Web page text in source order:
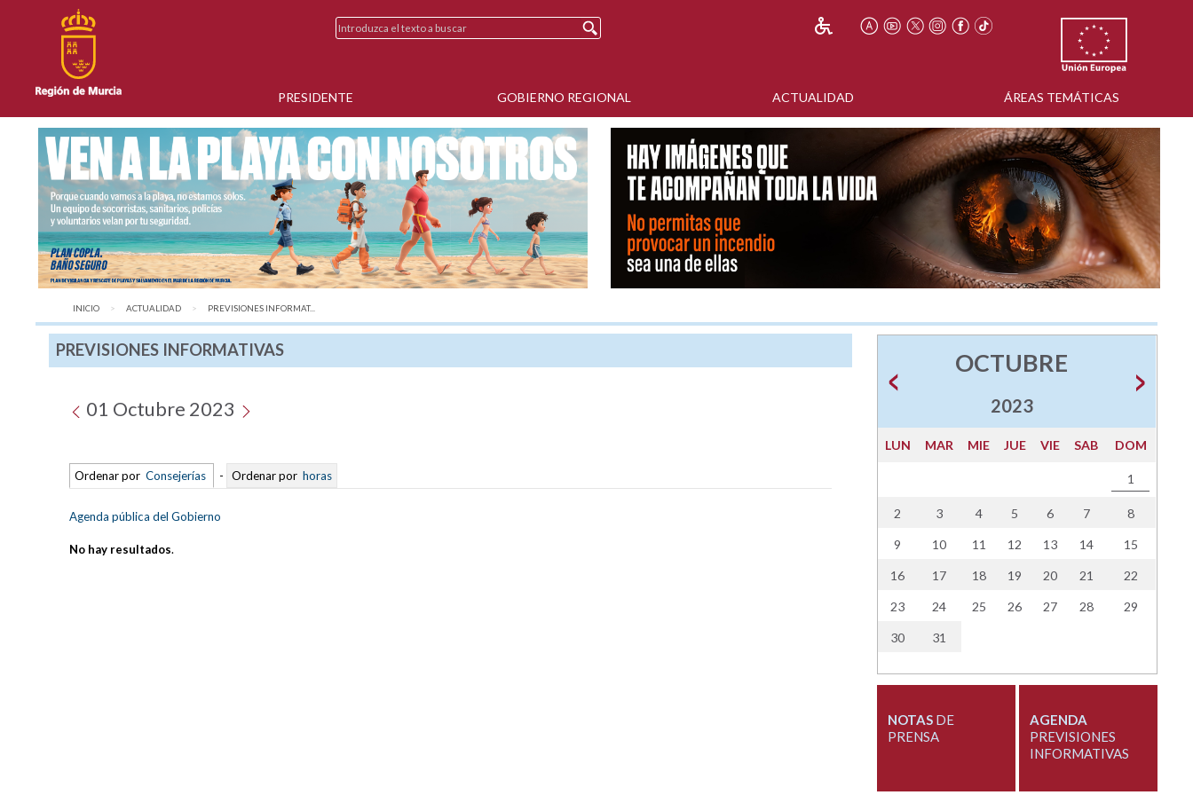
PRESIDENTE GOBIERNO REGIONAL ACTUALIDAD ÁREAS TEMÁTICAS
INICIO ACTUALIDAD AQUÍ:
PREVISIONES INFORMAT...
PREVISIONES INFORMATIVAS
01 Octubre 2023
Ordenar por Consejerías - Ordenar por horas
Agenda pública del Gobierno
No hay resultados.
OCTUBRE
2023
LUN MAR MIE JUE VIE SAB DOM
1
2 3 4 5 6 7 8
9 10 11 12 13 14 15
16 17 18 19 20 21 22
23 24 25 26 27 28 29
30 31
NOTASDE
PRENSA
AGENDA
PREVISIONES
INFORMATIVAS